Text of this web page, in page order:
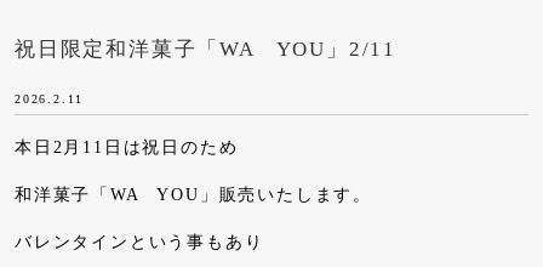
祝日限定和洋菓子「WA YOU」2/11
2026.2.11
本日2月11日は祝日のため
和洋菓子「WA YOU」販売いたします。
バレンタインという事もあり